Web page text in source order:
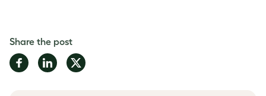
Share the post
Share
on
Share
on
Share
on